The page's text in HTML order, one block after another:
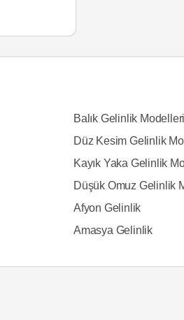
Balık Gelinlik Modelleri
Düz Kesim Gelinlik
Kayık Yaka Gelinlik
Düşük Omuz Gelinlik
Afyon Gelinlik
Amasya Gelinlik